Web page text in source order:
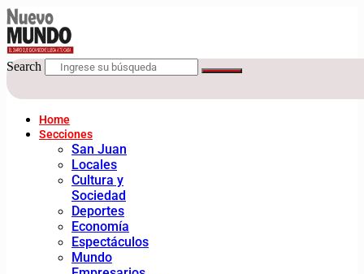
Search
Home
Secciones
San Juan
Locales
Cultura y
Sociedad
Deportes
Economía
Espectáculos
Mundo